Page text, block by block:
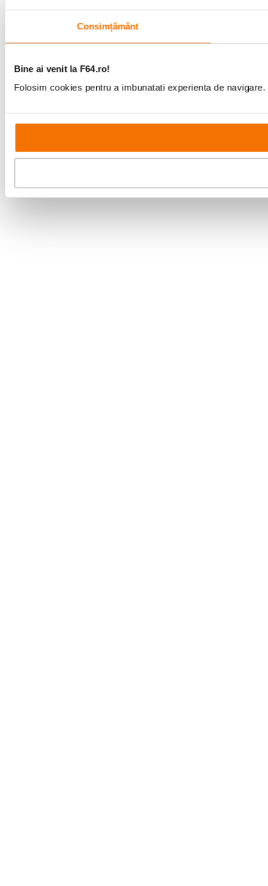
Consimțământ
Bine ai venit la F64.ro!
Folosim cookies pentru a imbunatati experienta de